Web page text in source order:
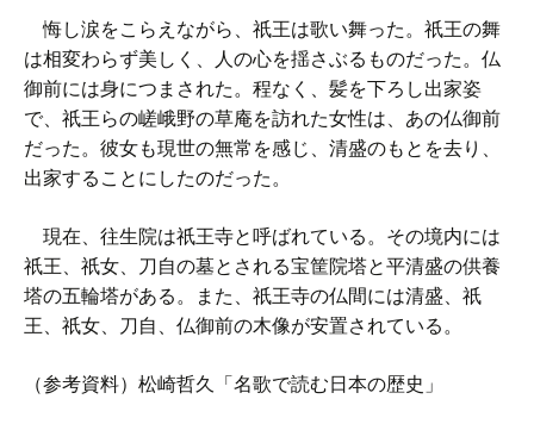
悔し涙をこらえながら、祇王は歌い舞った。祇王の舞
は相変わらず美しく、人の心を揺さぶるものだった。仏
御前には身につまされた。程なく、髪を下ろし出家姿
で、祇王らの嵯峨野の草庵を訪れた女性は、あの仏御前
だった。彼女も現世の無常を感じ、清盛のもとを去り、
出家することにしたのだった。
現在、往生院は祇王寺と呼ばれている。その境内には
祇王、祇女、刀自の墓とされる宝筐院塔と平清盛の供養
塔の五輪塔がある。また、祇王寺の仏間には清盛、祇
王、祇女、刀自、仏御前の木像が安置されている。
（参考資料）松崎哲久「名歌で読む日本の歴史」